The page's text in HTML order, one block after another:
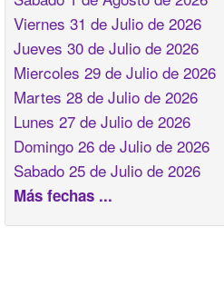
Viernes 31 de Julio de 2026
Jueves 30 de Julio de 2026
Miercoles 29 de Julio de 2026
Martes 28 de Julio de 2026
Lunes 27 de Julio de 2026
Domingo 26 de Julio de 2026
Sabado 25 de Julio de 2026
Más fechas ...